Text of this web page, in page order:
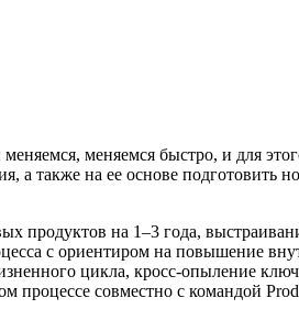
меняемся быстро, и для
а также на ее основе
продуктов на 1–3 года,
с ориентиром на повышение
цикла, кросс-опыление
процессе совместно с командой